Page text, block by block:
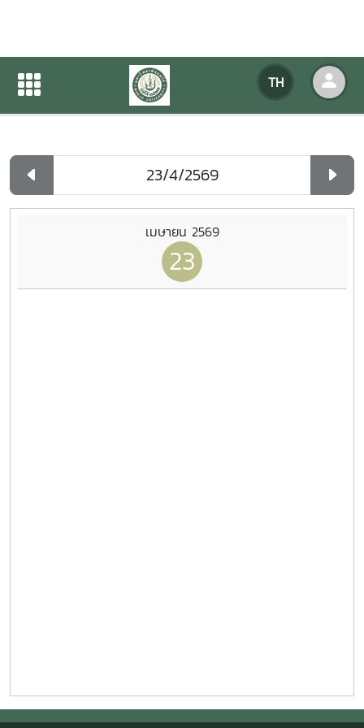
TH
ปฏิทินกิจกรรมของหน่วยงาน
ปฏิทินกิจกรรมของหน่วยงาน
เมษายน 2569
23